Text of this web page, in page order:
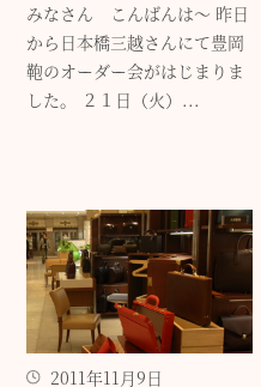
みなさん こんばんは～ 昨日
から日本橋三越さんにて豊岡
鞄のオーダー会がはじまりま
した。 ２１日（火）...
2011年11月9日